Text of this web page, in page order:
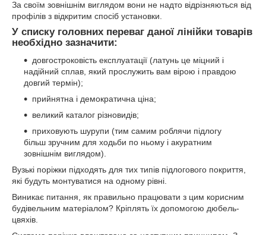
За своїм зовнішнім виглядом вони не надто відрізняються від
профілів з відкритим спосіб установки.
У списку головних переваг даної лінійки товарів
необхідно зазначити:
довгостроковість експлуатації (латунь це міцний і
надійний сплав, який прослужить вам вірою і правдою
довгий термін);
прийнятна і демократична ціна;
великий каталог різновидів;
приховують шурупи (тим самим роблячи підлогу
більш зручним для ходьби по ньому і акуратним
зовнішнім виглядом).
Вузькі поріжки підходять для тих типів підлогового покриття,
які будуть монтуватися на одному рівні.
Виникає питання, як правильно працювати з цим корисним
будівельним матеріалом? Кріплять їх допомогою дюбель-
цвяхів.